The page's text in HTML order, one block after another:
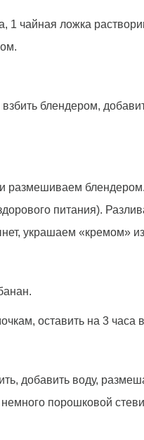
1 чайная ложка
блендером,
размешиваем
питания).
украшаем «кремом»
оставить на 3 часа
добавить воду,
порошковой